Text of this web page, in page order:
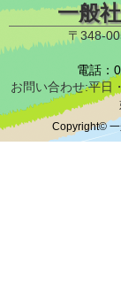
一般
〒348-
電話：
お問い合わせ:平日
Copyright© 一